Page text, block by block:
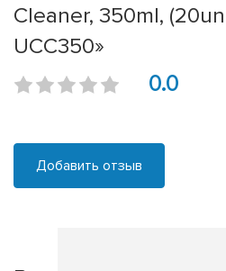
Cleaner, 350ml,
UCC350»
0.0
Добавить отзыв